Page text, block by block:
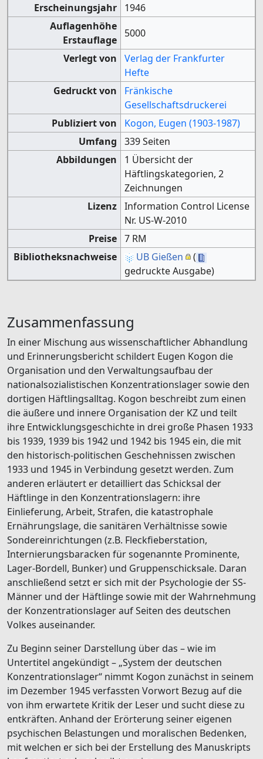
Erscheinungsjahr
1946
Auflagenhöhe
Erstauflage
5000
Verlegt von
Verlag der Frankfurter
Hefte
Gedruckt von
Fränkische
Gesellschaftsdruckerei
Publiziert von
Kogon, Eugen (1903-1987)
Umfang
339 Seiten
Abbildungen
1 Übersicht der
Häftlingskategorien, 2
Zeichnungen
Lizenz
Information Control License
Nr. US-W-2010
Preise
7 RM
Bibliotheksnachweise
UB Gießen
(
gedruckte Ausgabe)
Zusammenfassung
In einer Mischung aus wissenschaftlicher Abhandlung
und Erinnerungsbericht schildert Eugen Kogon die
Organisation und den Verwaltungsaufbau der
nationalsozialistischen Konzentrationslager sowie den
dortigen Häftlingsalltag. Kogon beschreibt zum einen
die äußere und innere Organisation der KZ und teilt
ihre Entwicklungsgeschichte in drei große Phasen 1933
bis 1939, 1939 bis 1942 und 1942 bis 1945 ein, die mit
den historisch-politischen Geschehnissen zwischen
1933 und 1945 in Verbindung gesetzt werden. Zum
anderen erläutert er detailliert das Schicksal der
Häftlinge in den Konzentrationslagern: ihre
Einlieferung, Arbeit, Strafen, die katastrophale
Ernährungslage, die sanitären Verhältnisse sowie
Sondereinrichtungen (z.B. Fleckfieberstation,
Internierungsbaracken für sogenannte Prominente,
Lager-Bordell, Bunker) und Gruppenschicksale. Daran
anschließend setzt er sich mit der Psychologie der SS-
Männer und der Häftlinge sowie mit der Wahrnehmung
der Konzentrationslager auf Seiten des deutschen
Volkes auseinander.
Zu Beginn seiner Darstellung über das – wie im
Untertitel angekündigt – „System der deutschen
Konzentrationslager“ nimmt Kogon zunächst in seinem
im Dezember 1945 verfassten Vorwort Bezug auf die
von ihm erwartete Kritik der Leser und sucht diese zu
entkräften. Anhand der Erörterung seiner eigenen
psychischen Belastungen und moralischen Bedenken,
mit welchen er sich bei der Erstellung des Manuskripts